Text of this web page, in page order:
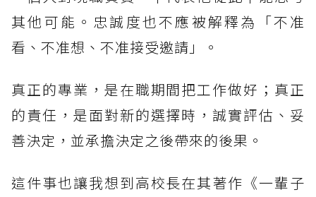
其他可能。忠誠度也不應被解釋為「不准
看、不准想、不准接受邀請」。
真正的專業，是在職期間把工作做好；真正
的責任，是面對新的選擇時，誠實評估、妥
善決定，並承擔決定之後帶來的後果。
這件事也讓我想到高校長在其著作《一輩子